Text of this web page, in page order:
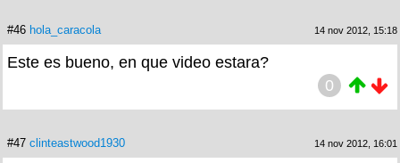
#46 hola_caracola 14 nov 2012, 15:18
Este es bueno, en que video estara?
0
#47 clinteastwood1930 14 nov 2012, 16:01